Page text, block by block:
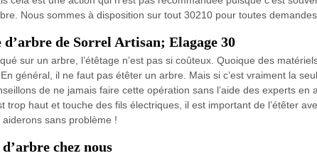
Nous sommes à disposition sur tout 30210 pour toutes demandes
de Sorrel Artisan; Elagage 30
sur un arbre, l’étêtage n’est pas si coûteux. Quoique des
général, il ne faut pas étêter un arbre. Mais si c’est vraiment la
de ne jamais faire cette opération sans l’aide des experts en
trop haut et touche des fils électriques, il est important de l’étêter
sans problème !
chez nous